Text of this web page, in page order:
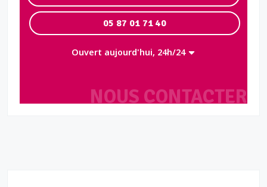
NOUS CONTACTER
05 87 01 71 40
Ouvert aujourd'hui, 24h/24